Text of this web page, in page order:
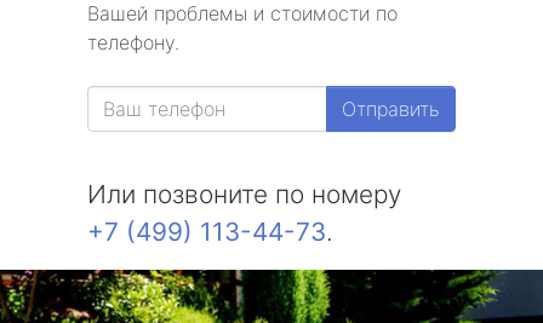
Вашей проблемы и стоимости по
телефону.
Отправить
Или позвоните по номеру
+7 (499) 113-44-73.